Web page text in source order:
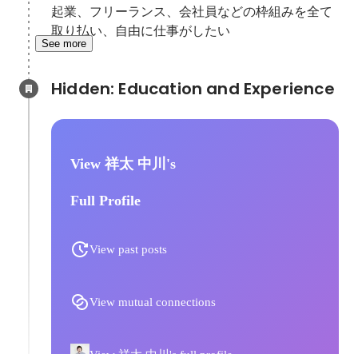
起業、フリーランス、会社員などの枠組みを全て
取り払い、自由に仕事がしたい
See more
View 祥太 中川's
Full Profile
View past posts
View mutual connections